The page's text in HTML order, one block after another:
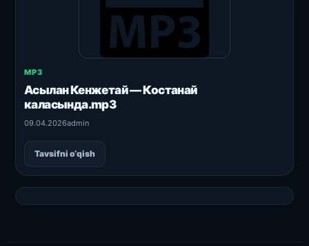
MP3
Асылан Кенжетай — Костанай
каласында.mp3
09.04.2026admin
Tavsifni o‘qish